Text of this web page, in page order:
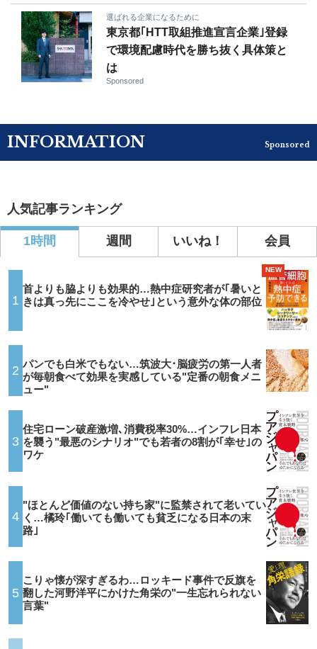
選ばれる企業になるために
東京都｢HTT取組推進宣言企業｣登録
で環境配慮時代を勝ち抜く具体策と
は
Sponsored
INFORMATION Sponsored
人気記事ランキング
1時間 週間 いいね！ 会員
1
首よりも脇よりも効果的…熱中症研究者が｢暑いと
きは真っ先にここを冷やせ｣という意外な体の部位
NEW
2 パンでも白米でもない…筑波大･脳疲労の第一人者
が毎朝食べて効果を実感している"定番の朝食メニ
ュー"
3
住宅ローン破産激増､消費税率30%…インフレ日本
を襲う"最悪のシナリオ"でも若者の8割が｢幸せ｣の
ワケ
4
"ほとんど価値のない持ち家"に監禁されて老いてい
く…橘玲｢働いても働いても貧乏になる日本の末
路｣
5
こりゃ懐が深すぎるわ…ロッキード事件で反旗を
翻した河野洋平にかけた角栄の"一生忘れられない
言葉"